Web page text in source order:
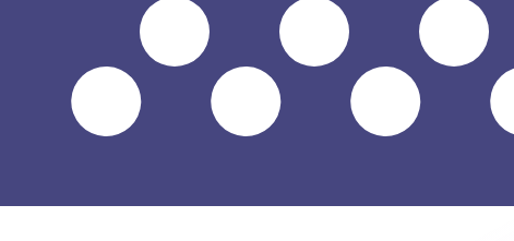
Fale hoje com um especialista em câmbio.
Podemos
Agendar chamada
Usamos a taxa de mercado médio no nosso Conversor.
Você sabia que é possível enviar dinheiro para o exterior